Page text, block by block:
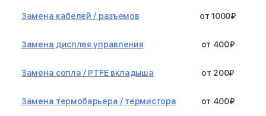
Замена кабелей / разъемов от 1000₽
Замена дисплея управления от 400₽
Замена сопла / PTFE вкладыша от 200₽
Замена термобарьера / термистора от 400₽